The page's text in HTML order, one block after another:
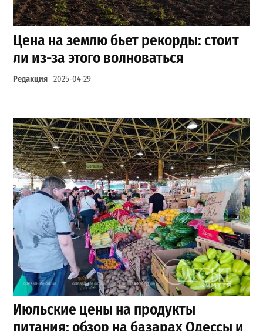
Цена на землю бьет рекорды: стоит
ли из-за этого волноваться
Редакция 2025-04-29
Июльские цены на продукты
питания: обзор на базарах Одессы и